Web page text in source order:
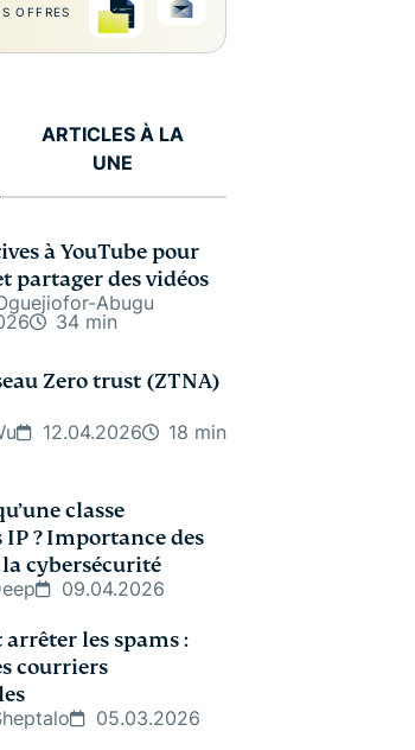
OFFRES
ARTICLES À LA
UNE
à YouTube pour
partager des vidéos
Abugu
34 min
Zero trust (ZTNA)
12.04.2026 18 min
classe
IP ? Importance des
la cybersécurité
09.04.2026
les spams :
courriers
05.03.2026